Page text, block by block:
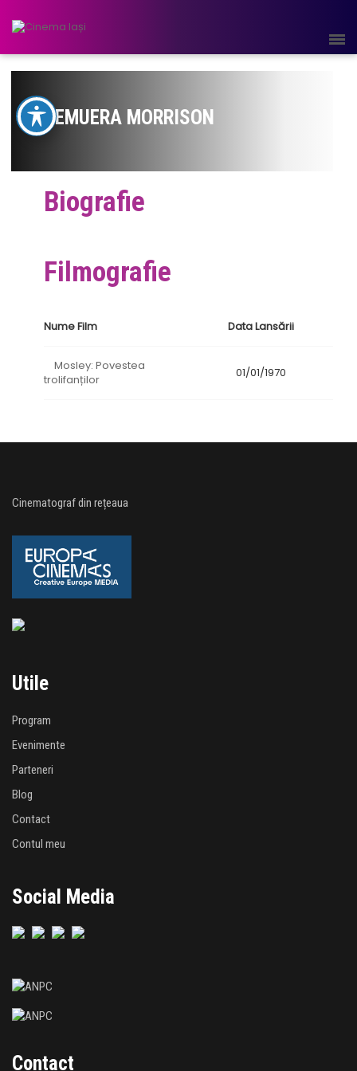
TEMUERA MORRISON
Biografie
Filmografie
Nume Film Data Lansării
Mosley: Povestea
trolifanților
01/01/1970
Cinematograf din rețeaua
Utile
Program
Evenimente
Parteneri
Blog
Contact
Contul meu
Social Media
Contact